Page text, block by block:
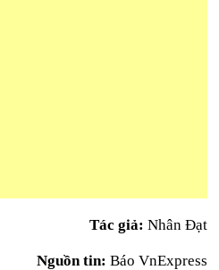
Tác giả: Nhân Đạt
Nguồn tin: Báo VnExpress